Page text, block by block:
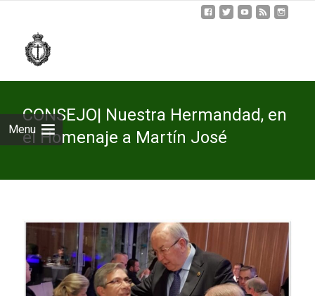
Menu
CONSEJO| Nuestra Hermandad, en
el Homenaje a Martín José